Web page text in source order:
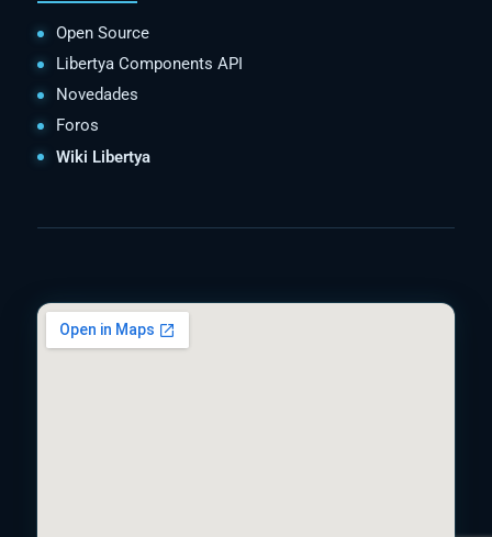
Open Source
Libertya Components API
Novedades
Foros
Wiki Libertya